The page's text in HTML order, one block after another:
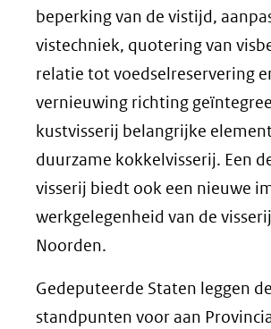
beperking van de vistijd,
vistechniek, quotering van
relatie tot voedselreservering
vernieuwing richting
kustvisserij belangrijke
duurzame kokkelvisserij. Een
visserij biedt ook een nieuwe
werkgelegenheid van de
Noorden.
Gedeputeerde Staten leggen
standpunten voor aan